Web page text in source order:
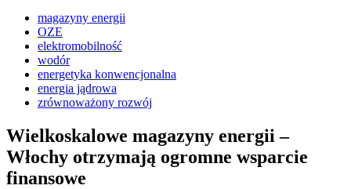
magazyny energii
OZE
elektromobilność
wodór
energetyka konwencjonalna
energia jądrowa
zrównoważony rozwój
Wielkoskalowe magazyny energii –
Włochy otrzymają ogromne wsparcie
finansowe